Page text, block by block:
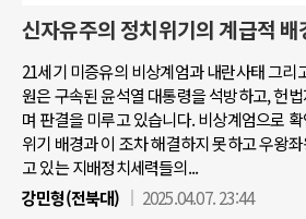
신자유주의 정치위기의 계급적 배
21세기 미증유의 비상계엄과 내란사태 그리
원은 구속된 윤석열 대통령을 석방하고, 헌
며 판결을 미루고 있습니다. 비상계엄으로
위기 배경과 이 조차 해결하지 못하고 우왕
고 있는 지배정치세력들의...
강민형(전북대)
2025.04.07. 23:44